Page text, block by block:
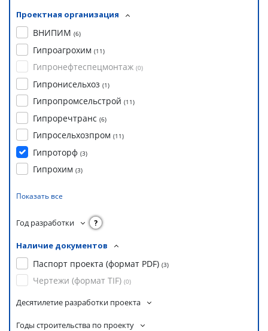
Проектная организация
ВНИПИМ (6)
Гипроагрохим (11)
Гипронефтеспецмонтаж (0)
Гипронисельхоз (1)
Гипропромсельстрой (11)
Гипроречтранс (6)
Гипросельхозпром (11)
Гипроторф (3)
Гипрохим (3)
Показать все
Год разработки ?
Наличие документов
Паспорт проекта (формат PDF) (3)
Чертежи (формат TIF) (0)
Десятилетие разработки проекта
Годы строительства по проекту